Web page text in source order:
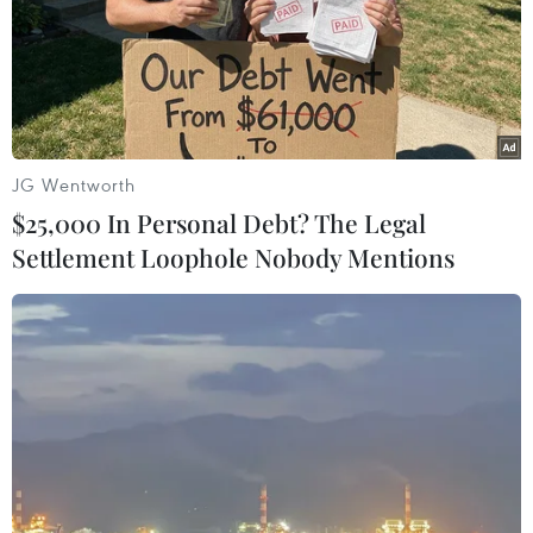
Trung Quốc thử nghiệm tuyến tàu
cao tốc xuyên vùng đất đóng băng
vĩnh cửu
06/08/2026 12:35
Trung Quốc vận hành giàn phát điện
gió nổi đầu tiên chịu được bão cấp 17
06/08/2026 11:20
Hàn Quốc xác nhận Triều Tiên
phóng ít nhất 1 tên lửa đạn đạo tầm
ngắn
JG Wentworth
$25,000 In Personal Debt? The Legal
Settlement Loophole Nobody Mentions